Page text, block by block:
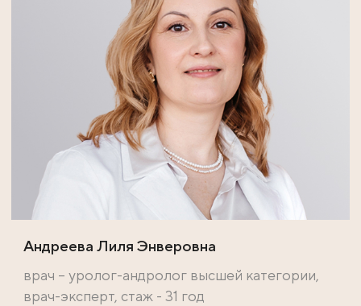
Андреева Лиля Энверовна
врач – уролог-андролог высшей категории,
врач-эксперт, стаж - 31 год